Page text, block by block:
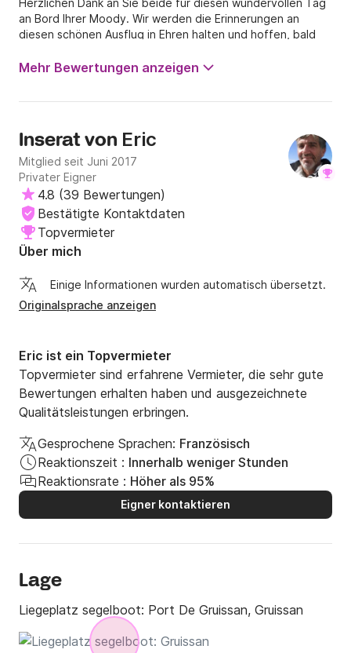
Herzlichen Dank an Sie beide für diesen wundervollen Tag
an Bord Ihrer Moody. Wir werden die Erinnerungen an
diesen schönen Ausflug in Ehren halten und hoffen, bald
verbringen zu können.
Mehr Bewertungen anzeigen
Inserat von Eric
Mitglied seit Juni 2017
Privater Eigner
4.8 (39 Bewertungen)
Bestätigte Kontaktdaten
Topvermieter
Über mich
Einige Informationen wurden automatisch übersetzt.
Originalsprache anzeigen
Eric ist ein Topvermieter
Topvermieter sind erfahrene Vermieter, die sehr gute
Bewertungen erhalten haben und ausgezeichnete
Qualitätsleistungen erbringen.
Gesprochene Sprachen: Französisch
Reaktionszeit : Innerhalb weniger Stunden
Reaktionsrate : Höher als 95%
Eigner kontaktieren
Lage
Liegeplatz segelboot: Port De Gruissan, Gruissan